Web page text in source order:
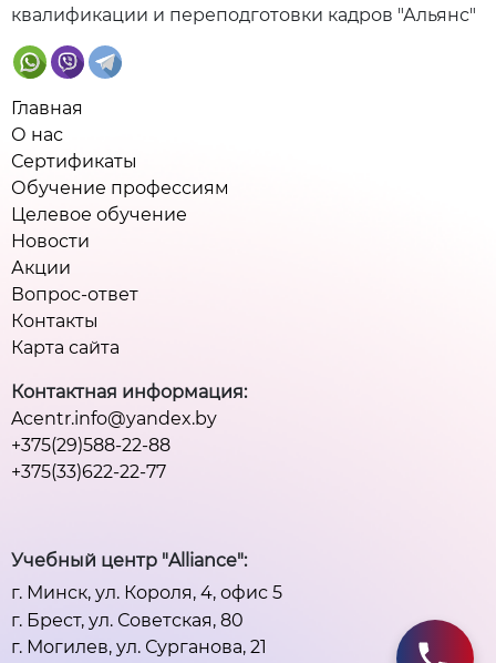
квалификации и переподготовки кадров "Альянс"
Главная
О нас
Сертификаты
Обучение профессиям
Целевое обучение
Новости
Акции
Вопрос-ответ
Контакты
Карта сайта
Контактная информация:
Acentr.info@yandex.by
+375(29)588-22-88
+375(33)622-22-77
Учебный центр "Alliance":
г. Минск, ул. Короля, 4, офис 5
г. Брест, ул. Советская, 80
г. Могилев, ул. Сурганова, 21